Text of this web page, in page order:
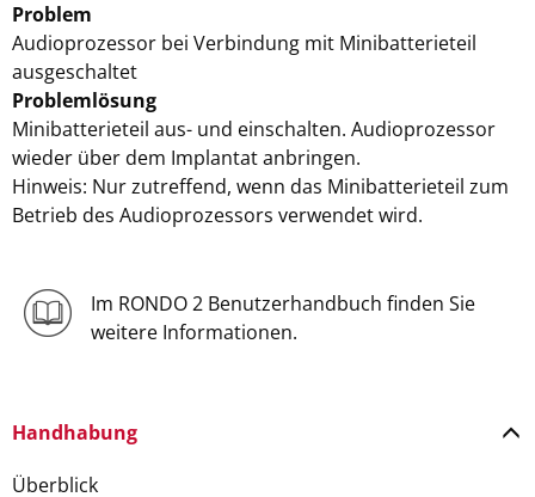
Problem
Audioprozessor bei Verbindung mit Minibatterieteil
ausgeschaltet
Problemlösung
Minibatterieteil aus- und einschalten. Audioprozessor
wieder über dem Implantat anbringen.
Hinweis: Nur zutreffend, wenn das Minibatterieteil zum
Betrieb des Audioprozessors verwendet wird.
Im RONDO 2 Benutzerhandbuch finden Sie
weitere Informationen.
Handhabung
Überblick